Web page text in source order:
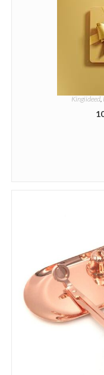
Kingiideed,